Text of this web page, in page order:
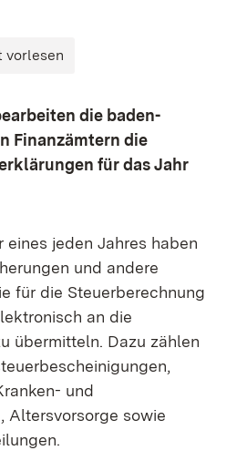
vorlesen
die baden-
Finanzämtern die
für das Jahr
eines jeden Jahres haben
und andere
für die Steuerberechnung
an die
übermitteln. Dazu zählen
und
Altersvorsorge sowie